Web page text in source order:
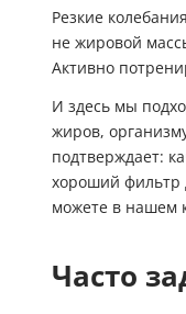
Резкие
не жировой
Активно
И здесь мы
жиров,
подтверждает:
хороший фильтр
можете в нашем
Часто